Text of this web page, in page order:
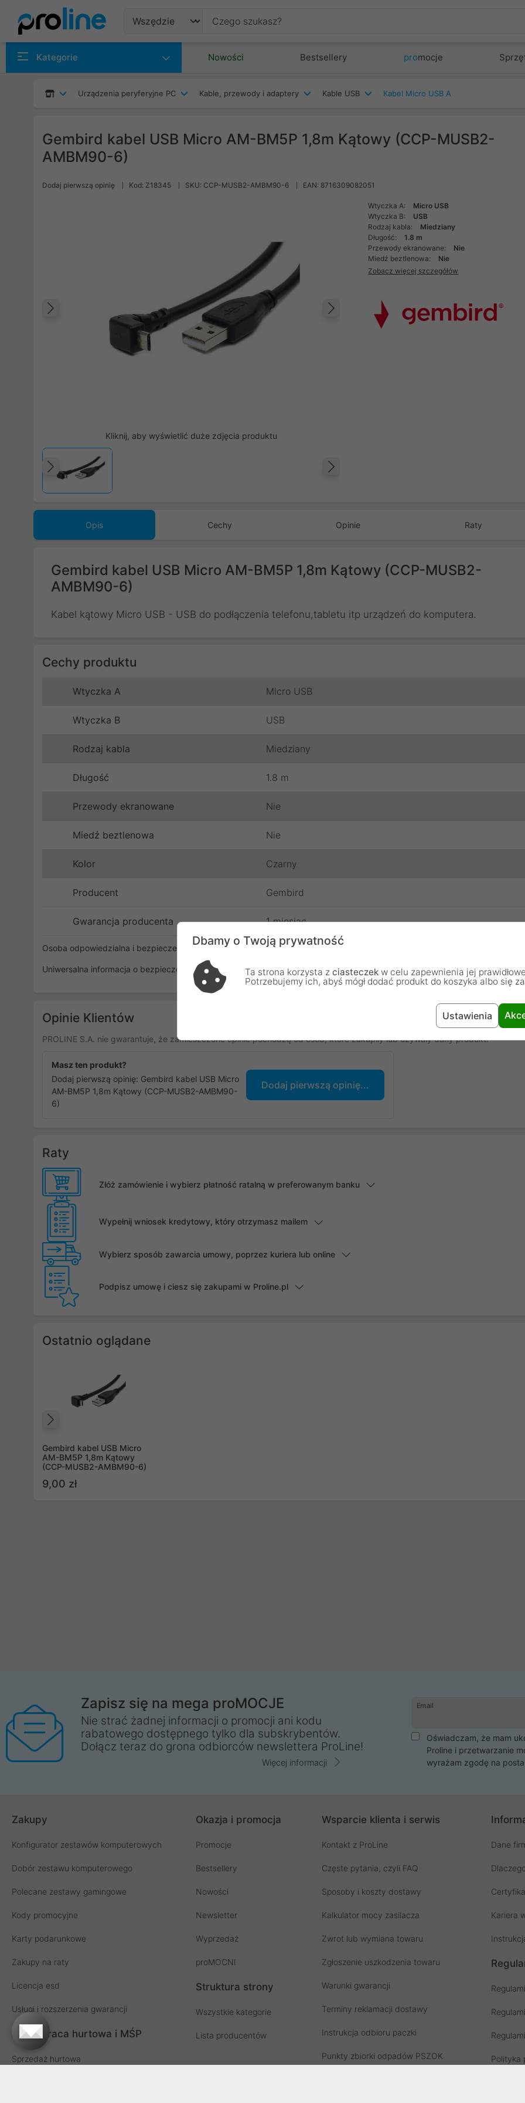
Kategorie Nowości Bestsellery promocje
Urządzenia peryferyjne PC Kable, przewody i adaptery Kable USB Kabel Micro USB A
Gembird kabel USB Micro AM-BM5P 1,8m Kątowy (CCP-MUSB2-
AMBM90-6)
Dodaj pierwszą opinię Kod: Z18345 SKU: CCP-MUSB2-AMBM90-6 EAN: 8716309082051
Następny
Poprzedni
Kliknij, aby wyświetlić duże zdjęcia produktu
Poprzedni
Wtyczka A:
Micro USB
Wtyczka B:
USB
Rodzaj kabla:
Miedziany
Długość:
1.8 m
Przewody ekranowane:
Nie
Miedź beztlenowa:
Nie
Zobacz więcej szczegółów
Opis Cechy Opinie Raty
Gembird kabel USB Micro AM-BM5P 1,8m Kątowy (CCP-MUSB2-
AMBM90-6)
Kabel kątowy Micro USB - USB do podłączenia telefonu,tabletu itp urządzeń do komputera.
Cechy produktu
Wtyczka A Micro USB
Wtyczka B USB
Rodzaj kabla Miedziany
Długość 1.8 m
Przewody ekranowane Nie
Miedź beztlenowa Nie
Kolor Czarny
Producent Gembird
Gwarancja producenta 1 miesiąc
Osoba odpowiedzialna i bezpieczeństwo
Uniwersalna informacja o bezpieczeństwie
Opinie Klientów
PROLINE S.A. nie gwarantuje, że zamieszczone opinie pochodzą od osób, które zakupiły lub używały dany produkt.
Masz ten produkt?
Dodaj pierwszą opinię: Gembird kabel USB Micro
AM-BM5P 1,8m Kątowy (CCP-MUSB2-AMBM90-
6)
Dodaj pierwszą opinię...
Raty
Złóż zamówienie i wybierz płatność ratalną w preferowanym banku
Wypełnij wniosek kredytowy, który otrzymasz mailem
Wybierz sposób zawarcia umowy, poprzez kuriera lub online
Podpisz umowę i ciesz się zakupami w Proline.pl
Ostatnio oglądane
Gembird kabel USB Micro
AM-BM5P 1,8m Kątowy
(CCP-MUSB2-AMBM90-6)
9,00 zł
Zapisz się na mega proMOCJE
Nie strać żadnej informacji o promocji ani kodu
rabatowego dostępnego tylko dla subskrybentów.
Dołącz teraz do grona odbiorców newslettera ProLine!
Więcej informacji
Email
Oświadczam, że mam
Proline i przetwarzanie
wyrażam zgodę na
Zakupy
Konfigurator zestawów komputerowych
Dobór zestawu komputerowego
Polecane zestawy gamingowe
Kody promocyjne
Karty podarunkowe
Zakupy na raty
Licencja esd
Usługi i rozszerzenia gwarancji
Współpraca hurtowa i MŚP
Sprzedaż hurtowa
Okazja i promocja
Promocje
Bestsellery
Nowości
Newsletter
Wyprzedaż
proMOCNI
Struktura strony
Wszystkie kategorie
Lista producentów
Wsparcie klienta i serwis
Kontakt z ProLine
Częste pytania, czyli FAQ
Sposoby i koszty dostawy
Kalkulator mocy zasilacza
Zwrot lub wymiana towaru
Zgłoszenie uszkodzenia towaru
Warunki gwarancji
Terminy reklamacji dostawy
Instrukcja odbioru paczki
Punkty zbiorki odpadów PSZOK
Dane
Kariera
Polityka
Dbamy o Twoją prywatność
Ta strona korzysta z ciasteczek w celu zapewnienia jej
Potrzebujemy ich, abyś mógł dodać produkt do koszyka albo się
Ustawienia